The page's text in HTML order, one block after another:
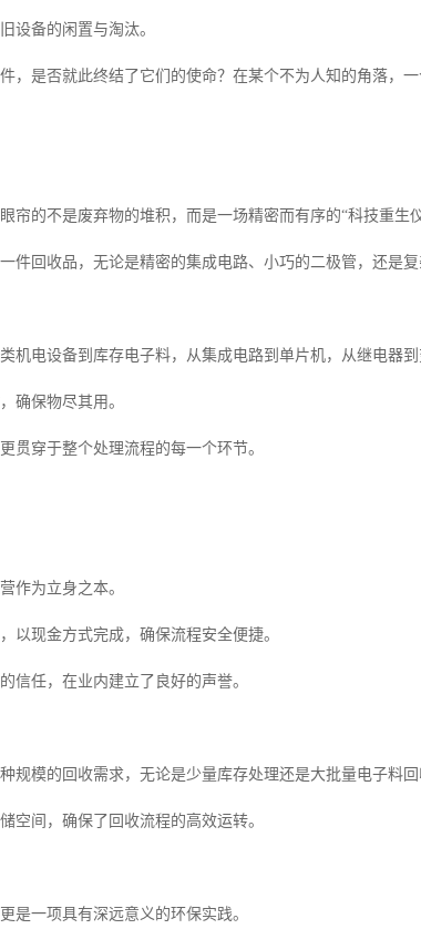
设备的闲置与淘汰。
，是否就此终结了它们的使命？在某个不为人知的角落，
帘的不是废弃物的堆积，而是一场精密而有序的“科技重生仪
件回收品，无论是精密的集成电路、小巧的二极管，还是
机电设备到库存电子料，从集成电路到单片机，从继电器到
确保物尽其用。
贯穿于整个处理流程的每一个环节。
作为立身之本。
以现金方式完成，确保流程安全便捷。
信任，在业内建立了良好的声誉。
规模的回收需求，无论是少量库存处理还是大批量电子料回
空间，确保了回收流程的高效运转。
是一项具有深远意义的环保实践。